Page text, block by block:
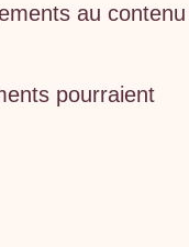
au contenu
pourraient